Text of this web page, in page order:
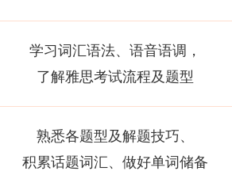
学习词汇语法、语音语调，
了解雅思考试流程及题型
熟悉各题型及解题技巧、
积累话题词汇、做好单词储备